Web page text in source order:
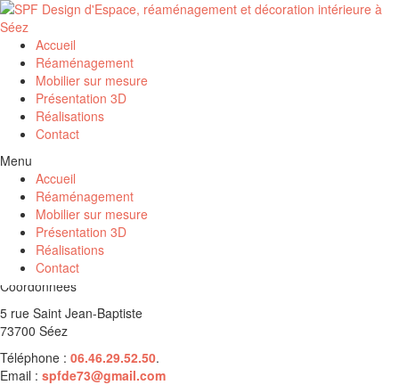
Accueil
Réaménagement
Mobilier sur mesure
Présentation 3D
Réalisations
Contact
Menu
Accueil
Réaménagement
Mobilier sur mesure
Présentation 3D
Réalisations
Contact
My account
Se connecter
Identifiant ou e-mail
Se souvenir de moi
Mot de passe perdu ?
Coordonnées
5 rue Saint Jean-Baptiste
73700 Séez
Téléphone : 06.46.29.52.50.
Email : spfde73@gmail.com